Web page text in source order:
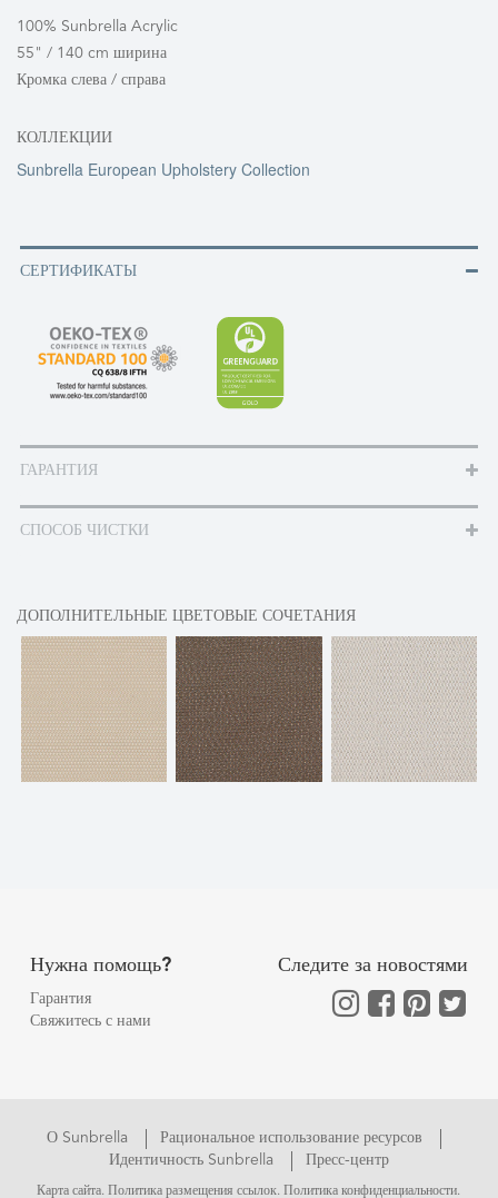
100% Sunbrella Acrylic
55" / 140 cm ширина
Кромка слева / справа
КОЛЛЕКЦИИ
Sunbrella European Upholstery Collection
СЕРТИФИКАТЫ
ГАРАНТИЯ
СПОСОБ ЧИСТКИ
ДОПОЛНИТЕЛЬНЫЕ ЦВЕТОВЫЕ СОЧЕТАНИЯ
Нужна помощь?
Гарантия
Свяжитесь с нами
Следите за новостями
О Sunbrella
Рациональное использование ресурсов
Идентичность Sunbrella
Пресс-центр
Карта сайта.Политика размещения ссылок.Политика конфиденциальности.